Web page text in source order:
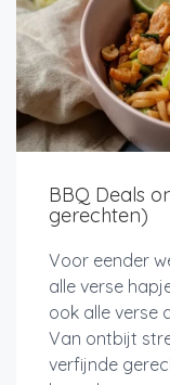
BBQ Deals
gerechten)
Voor eender
alle verse
ook alle verse
Van ontbijt
verfijnde